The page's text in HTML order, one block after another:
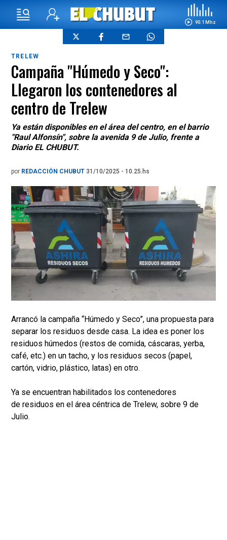
90.1 Mhz
TRELEW
Campaña "Húmedo y Seco":
Llegaron los contenedores al
centro de Trelew
Ya están disponibles en el área del centro, en el barrio
"Raul Alfonsín", sobre la avenida 9 de Julio, frente a
Diario EL CHUBUT.
por REDACCIÓN CHUBUT 31/10/2025 - 10.25.hs
Arrancó la campaña “Húmedo y Seco”, una propuesta para
separar los residuos desde casa. La idea es poner los
residuos húmedos (restos de comida, cáscaras, yerba,
café, etc.) en un tacho, y los residuos secos (papel,
cartón, vidrio, plástico, latas) en otro.
Ya se encuentran habilitados los contenedores
de residuos en el área céntrica de Trelew, sobre 9 de
Julio.